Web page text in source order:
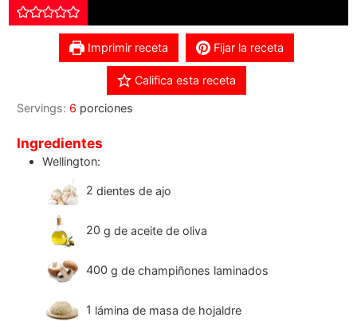
Imprimir receta Fijar la receta
Califica esta receta
Servings: 6 porciones
Ingredientes
Wellington:
2 dientes de ajo
20 g de aceite de oliva
400 g de champiñones laminados
1 lámina de masa de hojaldre